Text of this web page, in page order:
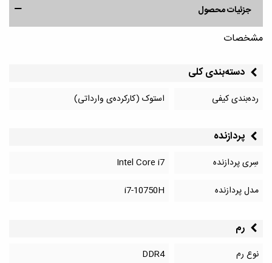
جزئیات محصول
مشخصات
دسته‌بندی کلی
رده‌بندی کیفی استوک (کارکرده‌ی وارداتی)
پردازنده
سِری پردازنده
Intel Core i7
مدل پردازنده
i7-10750H
رم
نوع رم
DDR4